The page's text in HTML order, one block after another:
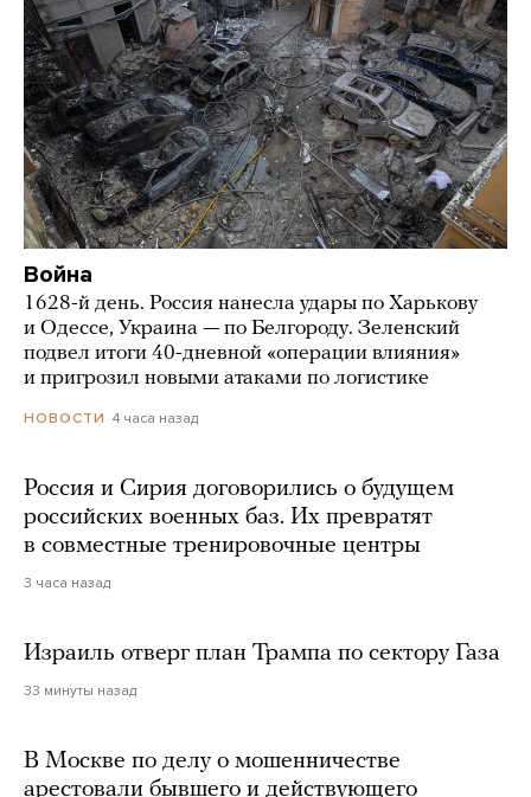
Война
1628-й день. Россия нанесла удары по Харькову
и Одессе, Украина — по Белгороду. Зеленский
подвел итоги 40-дневной «операции влияния»
и пригрозил новыми атаками по логистике
НОВОСТИ 4 часа назад
Россия и Сирия договорились о будущем
российских военных баз. Их превратят
в совместные тренировочные центры
3 часа назад
Израиль отверг план Трампа по сектору Газа
33 минуты назад
В Москве по делу о мошенничестве
арестовали бывшего и действующего